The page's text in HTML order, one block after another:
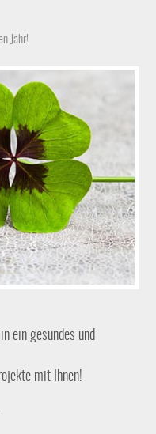
Jahr!
ein gesundes und
mit Ihnen!